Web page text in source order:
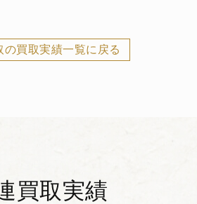
の買取実績一覧に戻る
買取実績